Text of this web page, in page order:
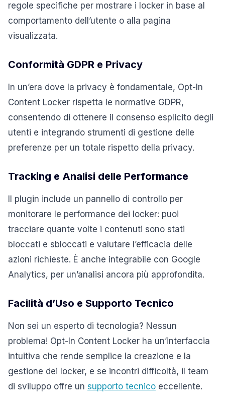
regole specifiche per mostrare i locker in base al
comportamento dell’utente o alla pagina
visualizzata.
Conformità GDPR e Privacy
In un’era dove la privacy è fondamentale, Opt-In
Content Locker rispetta le normative GDPR,
consentendo di ottenere il consenso esplicito degli
utenti e integrando strumenti di gestione delle
preferenze per un totale rispetto della privacy.
Tracking e Analisi delle Performance
Il plugin include un pannello di controllo per
monitorare le performance dei locker: puoi
tracciare quante volte i contenuti sono stati
bloccati e sbloccati e valutare l’efficacia delle
azioni richieste. È anche integrabile con Google
Analytics, per un’analisi ancora più approfondita.
Facilità d’Uso e Supporto Tecnico
Non sei un esperto di tecnologia? Nessun
problema! Opt-In Content Locker ha un’interfaccia
intuitiva che rende semplice la creazione e la
gestione dei locker, e se incontri difficoltà, il team
di sviluppo offre un supporto tecnico eccellente.